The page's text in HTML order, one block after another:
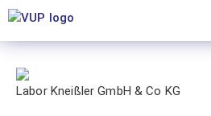
Labor Kneißler GmbH & Co KG
×